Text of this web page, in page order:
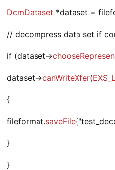
DcmDataset *dataset =
// decompress data set if
if (dataset->
dataset->canWriteXfer(
{
fileformat.saveFile
}
}